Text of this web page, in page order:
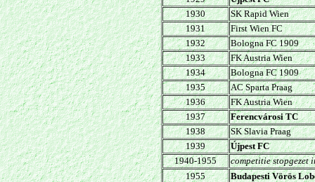
1930
SK Rapid Wien
1931
First Wien FC
1932
Bologna FC 1909
1933
FK Austria Wien
1934
Bologna FC 1909
1935
AC Sparta Praag
1936
FK Austria Wien
1937
Ferencvárosi TC
1938
SK Slavia Praag
1939
Újpest FC
1940-1955
competitie stopgezet
1955
Budapesti Vörös